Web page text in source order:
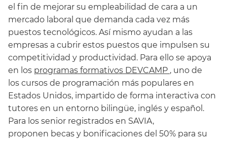
el fin de mejorar su empleabilidad de cara a un
mercado laboral que demanda cada vez más
puestos tecnológicos. Así mismo ayudan a las
empresas a cubrir estos puestos que impulsen su
competitividad y productividad. Para ello se apoya
en los programas formativos DEVCAMP , uno de
los cursos de programación más populares en
Estados Unidos, impartido de forma interactiva con
tutores en un entorno bilingüe, inglés y español.
Para los senior registrados en SAVIA,
proponen becas y bonificaciones del 50% para su